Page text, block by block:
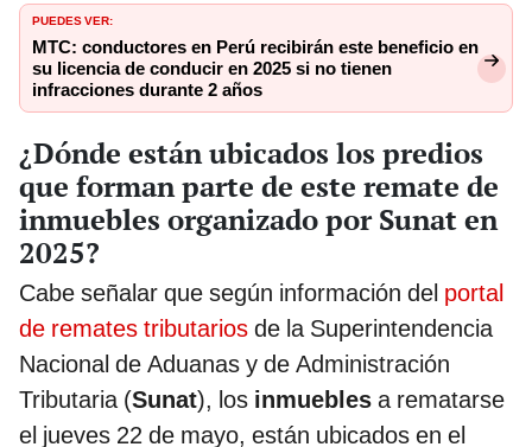
PUEDES VER:
MTC: conductores en Perú recibirán este beneficio en
su licencia de conducir en 2025 si no tienen
infracciones durante 2 años
¿Dónde están ubicados los predios
que forman parte de este remate de
inmuebles organizado por Sunat en
2025?
Cabe señalar que según información del portal
de remates tributarios de la Superintendencia
Nacional de Aduanas y de Administración
Tributaria (Sunat), los inmuebles a rematarse
el jueves 22 de mayo, están ubicados en el